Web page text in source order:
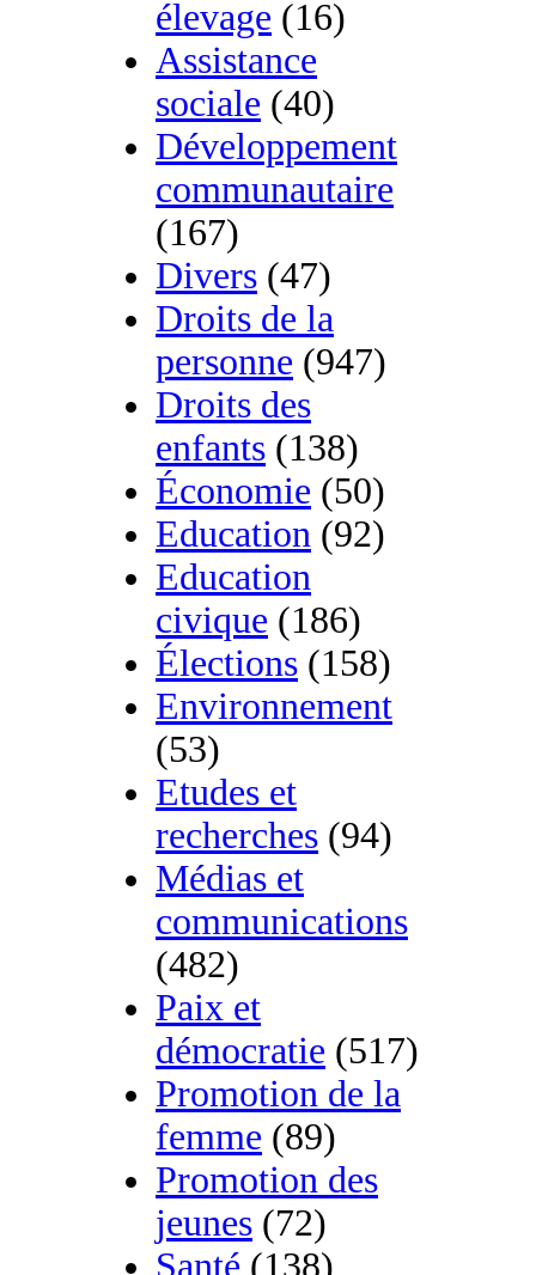
élevage (16)
Assistance
sociale (40)
Développement
communautaire
(167)
Divers (47)
Droits de la
personne (947)
Droits des
enfants (138)
Économie (50)
Education (92)
Education
civique (186)
Élections (158)
Environnement
(53)
Etudes et
recherches (94)
Médias et
communications
(482)
Paix et
démocratie (517)
Promotion de la
femme (89)
Promotion des
jeunes (72)
Santé (138)